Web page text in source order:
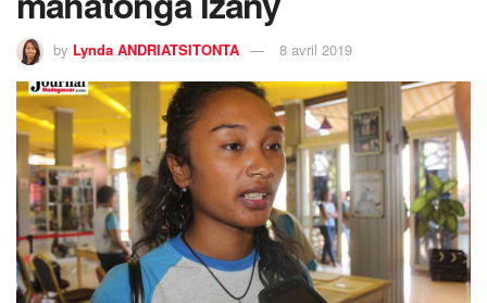
by Lynda ANDRIATSITONTA 8 avril 2019